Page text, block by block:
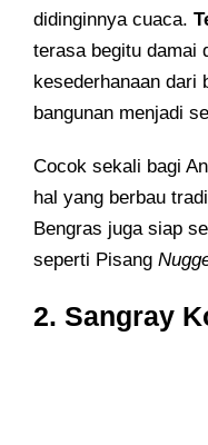
didinginnya cuaca.
terasa begitu damai
kesederhanaan dari
bangunan menjadi
Cocok sekali bagi
hal yang berbau
Bengras juga siap
seperti Pisang
2. Sangray